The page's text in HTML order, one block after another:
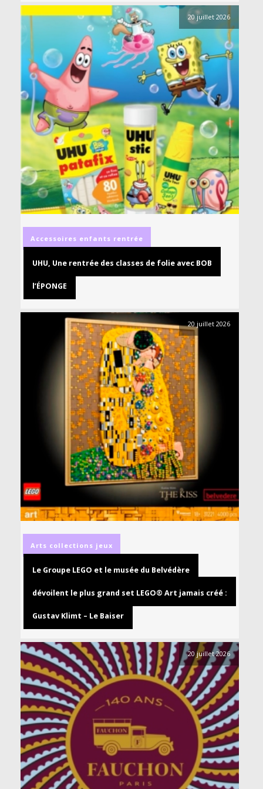
20 juillet 2026
Accessoires enfants rentrée
UHU, Une rentrée des classes de folie avec BOB
l’ÉPONGE
20 juillet 2026
Arts collections jeux
Le Groupe LEGO et le musée du Belvédère
dévoilent le plus grand set LEGO® Art jamais créé :
Gustav Klimt – Le Baiser
20 juillet 2026